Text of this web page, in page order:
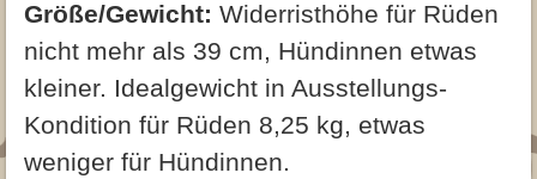
Größe/Gewicht: Widerristhöhe für Rüden
nicht mehr als 39 cm, Hündinnen etwas
kleiner. Idealgewicht in Ausstellungs-
Kondition für Rüden 8,25 kg, etwas
weniger für Hündinnen.